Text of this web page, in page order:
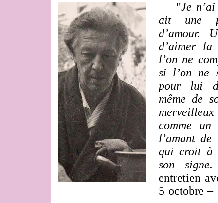
"Je
ait une
d’amour.
d’aimer
l’on ne
si l’on ne
pour lui
même de
comme
l’amant de
qui croit à
son signe.
entretien
5 octobre –